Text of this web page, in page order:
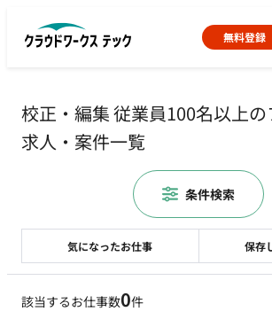
無料登録
校正・編集 従業員100名以上
求人・案件一覧
該当するお仕事数0件
気になったお仕事 保存
条件検索